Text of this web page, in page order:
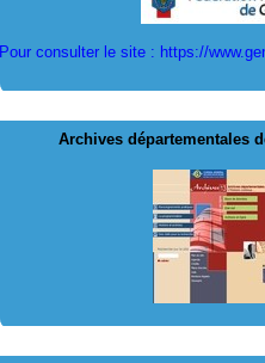
Pour consulter le site : https://
Archives départementales